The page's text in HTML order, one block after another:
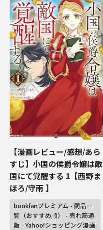
【漫画レビュー/感想/あら
すじ】小国の侯爵令嬢は敵
国にて覚醒する 1【西野ま
ほろ/守雨 】
bookfanプレミアム - 商品一
覧（おすすめ順） - 売れ筋通
販 - Yahoo!ショッピング漫画